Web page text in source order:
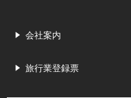
会社案内
旅行業登録票